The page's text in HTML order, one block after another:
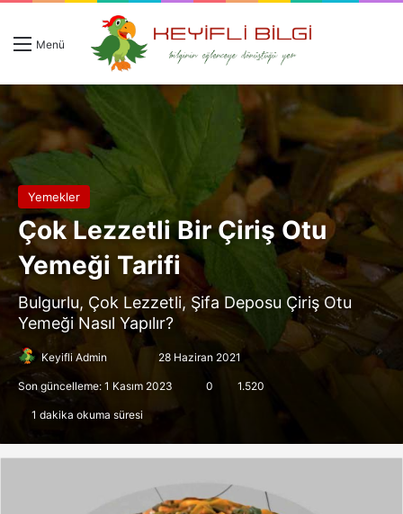
Menü
Yemekler
Çok Lezzetli Bir Çiriş Otu
Yemeği Tarifi
Bulgurlu, Çok Lezzetli, Şifa Deposu Çiriş Otu
Yemeği Nasıl Yapılır?
Keyifli Admin
göndermek
28 Haziran 2021
Son güncelleme: 1 Kasım 2023 0 1.520
1 dakika okuma süresi